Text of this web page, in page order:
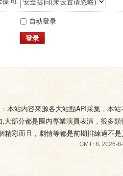
自动登录
登录
本站内容來源各大站點API采集，本
部分都是圈内專業演員表演，很多
精彩而且，劇情等都是前期排練過不
GMT+8, 2026-